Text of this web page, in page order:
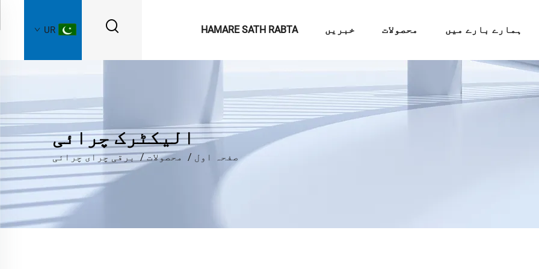
ہمارے بارے میں محصولات خبریں HAMARE SATH RABTA
UR
الیکٹرک چرائی
صفحہ اول / محصولات/برقی چرای چرائی